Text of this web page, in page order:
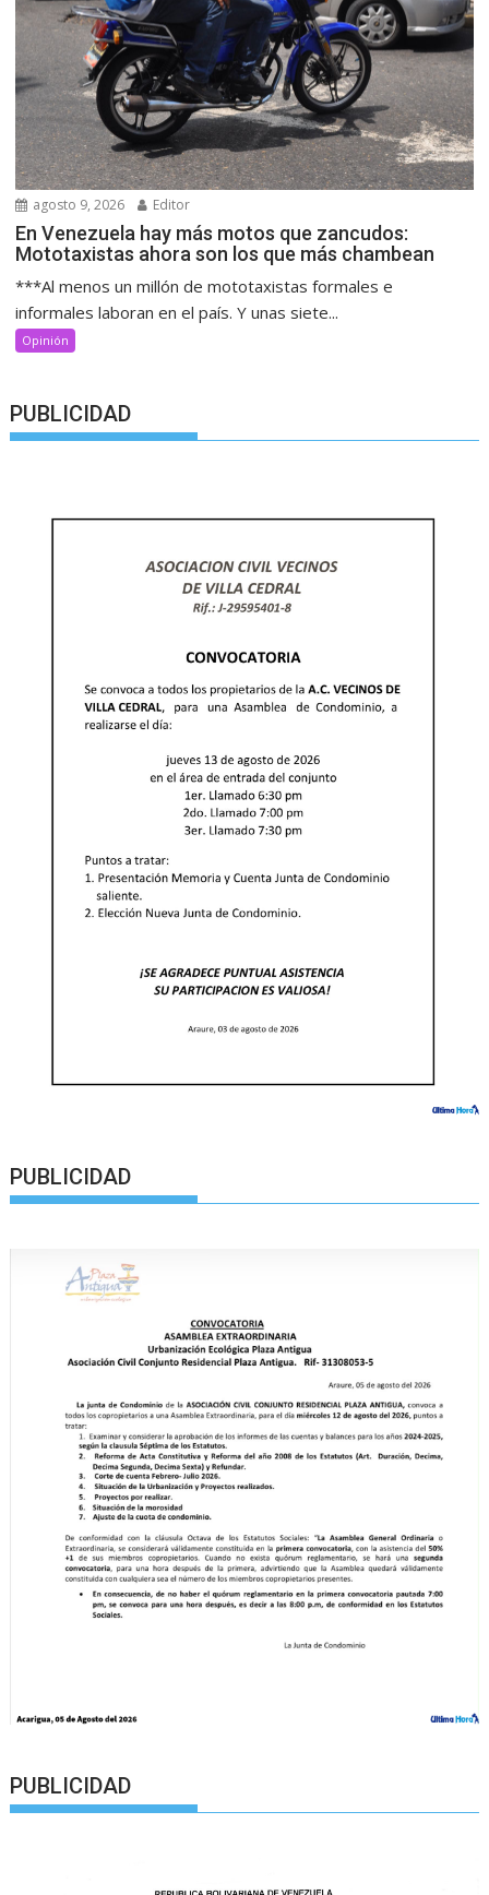
agosto 9, 2026 Editor
En Venezuela hay más motos que zancudos:
Mototaxistas ahora son los que más chambean
***Al menos un millón de mototaxistas formales e
informales laboran en el país. Y unas siete...
Opinión
PUBLICIDAD
PUBLICIDAD
PUBLICIDAD